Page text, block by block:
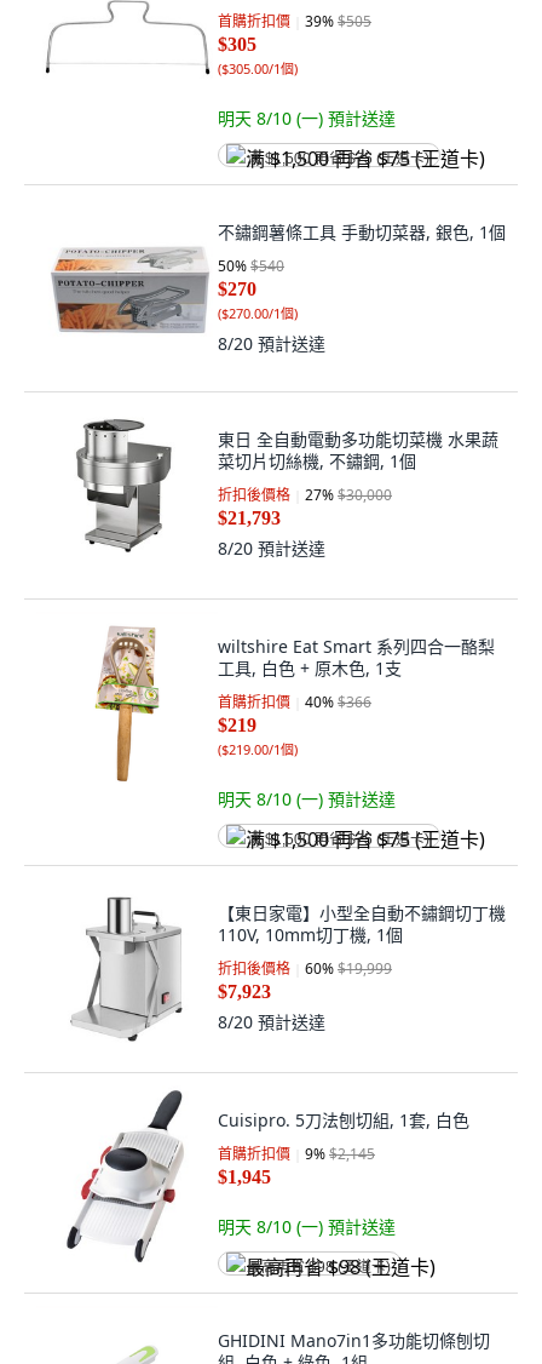
首購折扣價 39%$505
$305
($305.00/1個)
明天 8/10 (一) 預計送達
满 $1,500 再省 $75 (王道卡)
不鏽鋼薯條工具 手動切菜器, 銀色, 1個
50%$540
$270
($270.00/1個)
8/20 預計送達
東日 全自動電動多功能切菜機 水果蔬
菜切片切絲機, 不鏽鋼, 1個
折扣後價格 27%$30,000
$21,793
8/20 預計送達
wiltshire Eat Smart 系列四合一酪梨
工具, 白色 + 原木色, 1支
首購折扣價 40%$366
$219
($219.00/1個)
明天 8/10 (一) 預計送達
满 $1,500 再省 $75 (王道卡)
【東日家電】小型全自動不鏽鋼切丁機
110V, 10mm切丁機, 1個
折扣後價格 60%$19,999
$7,923
8/20 預計送達
Cuisipro. 5刀法刨切組, 1套, 白色
首購折扣價 9%$2,145
$1,945
明天 8/10 (一) 預計送達
最高再省 $98 (王道卡)
GHIDINI Mano7in1多功能切條刨切